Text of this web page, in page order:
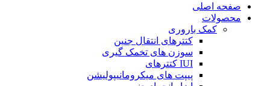
صفحه اصلی
محصولات
کمک باروری
کتترهای انتقال جنین
سوزن های تخمک گیری
IUI کتترهای
پیپت های میکرومانیپولیشن